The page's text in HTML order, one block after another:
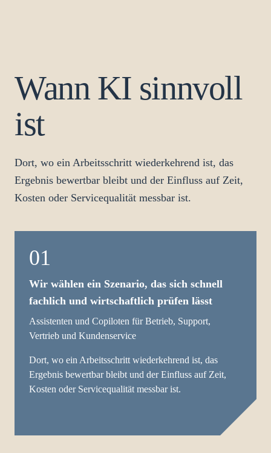
Wann KI sinnvoll
ist
Dort, wo ein Arbeitsschritt wiederkehrend ist, das
Ergebnis bewertbar bleibt und der Einfluss auf Zeit,
Kosten oder Servicequalität messbar ist.
01
Wir wählen ein Szenario, das sich schnell
fachlich und wirtschaftlich prüfen lässt
Assistenten und Copiloten für Betrieb, Support,
Vertrieb und Kundenservice
Dort, wo ein Arbeitsschritt wiederkehrend ist, das
Ergebnis bewertbar bleibt und der Einfluss auf Zeit,
Kosten oder Servicequalität messbar ist.